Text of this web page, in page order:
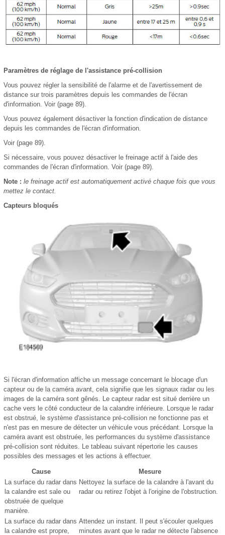
Paramètres de réglage de l'assistance pré-collision
Vous pouvez régler la sensibilité de l'alarme et de l'avertissement de
distance sur trois paramètres depuis les commandes de l'écran
d'information. Voir (page 89).
Vous pouvez également désactiver la fonction d'indication de distance
depuis les commandes de l'écran d'information.
Voir (page 89).
Si nécessaire, vous pouvez désactiver le freinage actif à l'aide des
commandes de l'écran d'information. Voir (page 89).
Note : le freinage actif est automatiquement activé chaque fois que vous
mettez le contact.
Capteurs bloqués
Si l'écran d'information affiche un message concernant le blocage d'un
capteur ou de la caméra avant, cela signifie que les signaux radar ou les
images de la caméra sont gênés. Le capteur radar est situé derrière un
cache vers le côté conducteur de la calandre inférieure. Lorsque le radar
est obstrué, le système d'assistance pré-collision ne fonctionne pas et
n'est pas en mesure de détecter un véhicule vous précédant. Lorsque la
caméra avant est obstruée, les performances du système d'assistance
pré-collision sont réduites. Le tableau suivant répertorie les causes
possibles des messages et les actions à effectuer.
Cause
Mesure
La surface du radar dans
la calandre est sale ou
obstruée de quelque
manière.
Nettoyez la surface de la calandre à l'avant du
radar ou retirez l'objet à l'origine de l'obstruction.
La surface du radar dans
la calandre est propre,
Attendez un instant. Il peut s'écouler quelques
minutes avant que le radar ne détecte l'absence